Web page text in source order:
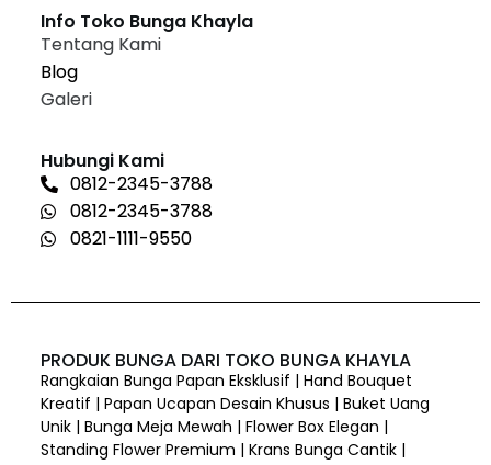
Info Toko Bunga Khayla
Tentang Kami
Blog
Galeri
Hubungi Kami
0812-2345-3788
0812-2345-3788
0821-1111-9550
PRODUK BUNGA DARI TOKO BUNGA KHAYLA
Rangkaian Bunga Papan Eksklusif | Hand Bouquet
Kreatif | Papan Ucapan Desain Khusus | Buket Uang
Unik | Bunga Meja Mewah | Flower Box Elegan |
Standing Flower Premium | Krans Bunga Cantik |